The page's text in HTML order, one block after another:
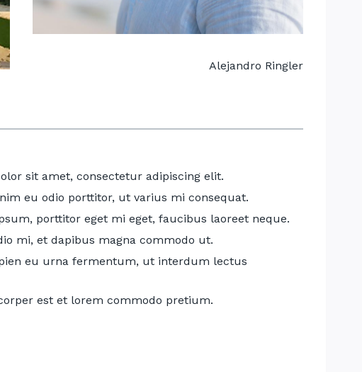
Alejandro Ringler
sit amet, consectetur adipiscing elit.
eu odio porttitor, ut varius mi consequat.
porttitor eget mi eget, faucibus laoreet neque.
mi, et dapibus magna commodo ut.
eu urna fermentum, ut interdum lectus
est et lorem commodo pretium.